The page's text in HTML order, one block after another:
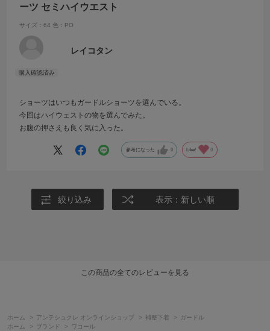
ーツ セミハイウエスト
サイズ：64 色：PO
レイコタン
ショーツはいつもガードルショーツを選んでいる。
今回はハイウェストの物を選んでみた。
お腹の押さえも良く気に入った。
参考になった 0 Like! 0
絞り込み 表示：新しい順
この商品の全てのレビューを見る
ホーム > アンテシュクレ オンラインショップ > 補整下着 >
ガードル
ホーム
> ブランド >
ワコール